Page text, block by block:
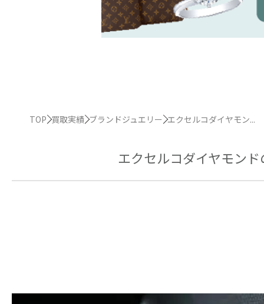
TOP 買取実績 ブランドジュエリー エクセルコダイヤモン...
エクセルコダイヤモン